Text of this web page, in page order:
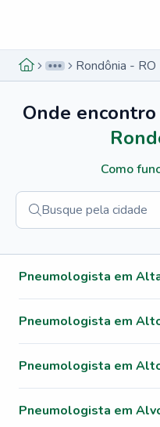
Rondônia - RO
Onde encontro
Como
Pneumologista em
Pneumologista em
Pneumologista em
Pneumologista em